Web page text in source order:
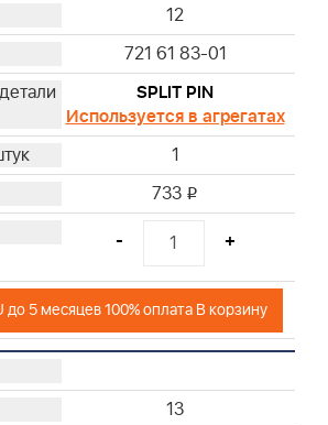
12
721 61 83-01
SPLIT PIN
Используется в агрегатах
1
733 i
- +
до 5 месяцев 100% оплата В корзину
13